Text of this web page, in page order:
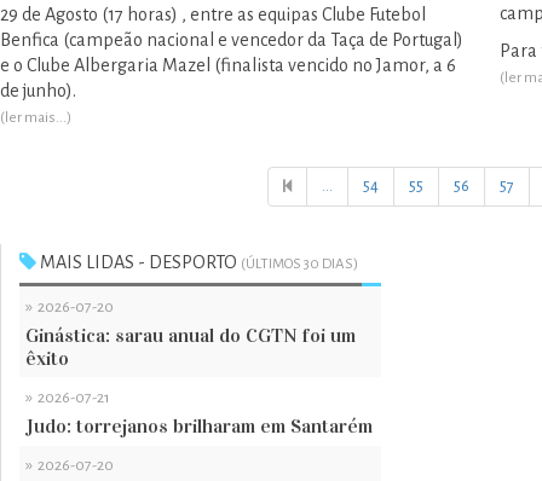
29 de Agosto (17 horas) , entre as equipas Clube Futebol
Benfica (campeão nacional e vencedor da Taça de Portugal)
e o Clube Albergaria Mazel (finalista vencido no Jamor, a 6
de junho).
(ler mais...)
(ler
... 54 55 56 57
MAIS LIDAS - DESPORTO (ÚLTIMOS 30 DIAS)
» 2026-07-20
Ginástica: sarau anual do CGTN foi um
êxito
» 2026-07-21
Judo: torrejanos brilharam em Santarém
» 2026-07-20